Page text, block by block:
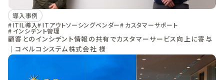
導入事例
ITIL導入 ITアウトソーシングベンダー カスタマーサポート
インシデント管理
顧客とのインシデント情報の共有でカスタマーサービス向上に寄与
｜コベルコシステム株式会社 様